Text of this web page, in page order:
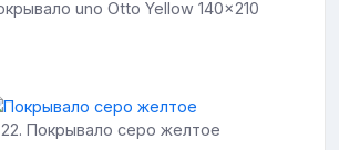
uno Otto Yellow 140x210
22. Покрывало серо желтое